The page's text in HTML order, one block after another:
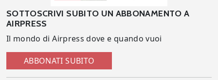
SOTTOSCRIVI SUBITO UN ABBONAMENTO A
AIRPRESS
Il mondo di Airpress dove e quando vuoi
ABBONATI SUBITO